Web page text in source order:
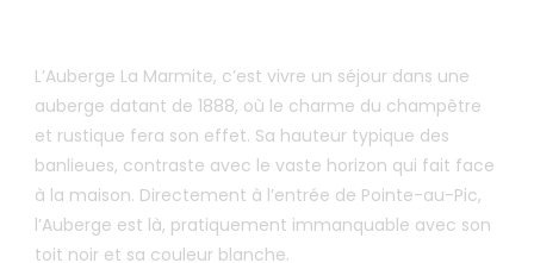
L’Auberge La Marmite, c’est vivre un séjour dans une
auberge datant de 1888, où le charme du champêtre
et rustique fera son effet. Sa hauteur typique des
banlieues, contraste avec le vaste horizon qui fait face
à la maison. Directement à l’entrée de Pointe-au-Pic,
l’Auberge est là, pratiquement immanquable avec son
toit noir et sa couleur blanche.